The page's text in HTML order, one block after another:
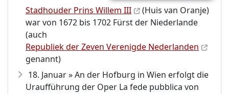
Stadhouder Prins Willem III
(Huis van Oranje)
war von 1672 bis 1702 Fürst der Niederlande
(auch
Republiek der Zeven Verenigde Nederlanden
genannt)
18. Januar » An der Hofburg in Wien erfolgt die
Uraufführung der Oper La fede pubblica von